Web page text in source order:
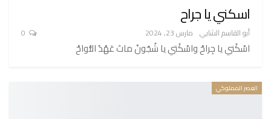
اسكني يا جراح
أبو القاسم الشابي مارس 23, 2024
اسْكُني يا جِراحْ واسْكُتي يا شُجُونْ ماتَ عَهْدُ النُّواحْ
العصر المملوكي